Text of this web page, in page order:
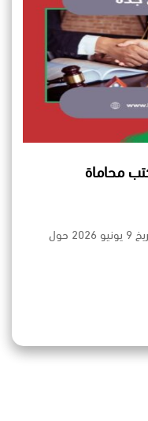
محاماة
محامي عقاري جدة تحديث قانوني بتاريخ 9 يونيو 2026 حول